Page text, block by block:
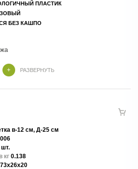
ПЛАСТИК
БЕЗ КАШПО
РАЗВЕРНУТЬ
в-12 см, Д-25 см
шт.
кг 0.138
73x26x20